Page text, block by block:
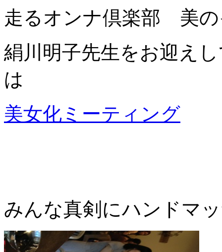
走るオンナ倶楽部 美の
絹川明子先生をお迎え
は
美女化ミーティング
みんな真剣にハンドマ